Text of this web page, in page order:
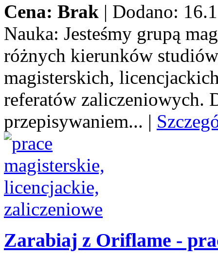
Cena: Brak | Dodano:
Nauka: Jesteśmy grupą
różnych kierunków
magisterskich,
referatów zaliczeniowych.
przepisywaniem... |
Zarabiaj z Oriflame -